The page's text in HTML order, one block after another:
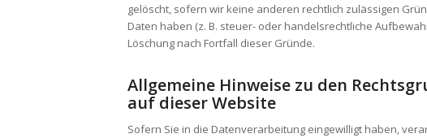
gelöscht, sofern wir keine anderen rechtlich zulässigen
Daten haben (z. B. steuer- oder handelsrechtliche
Löschung nach Fortfall dieser Gründe.
Allgemeine Hinweise zu den
auf dieser Website
Sofern Sie in die Datenverarbeitung eingewilligt haben,